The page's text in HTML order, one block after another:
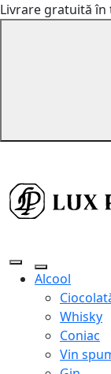
Livrare gratuită în
Alcool
Whisky
Coniac
Vin